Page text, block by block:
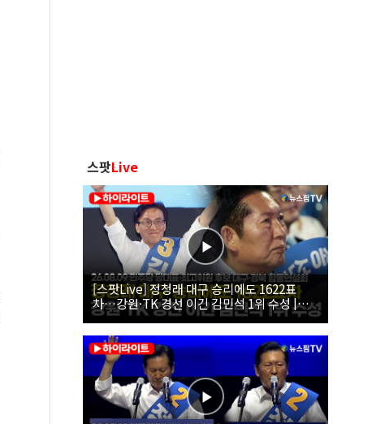
스팟Live
[스팟Live] 정청래 대구 승리에도 1622표
차…강원·TK 경선 이긴 김민석 1위 수성 |
26.08.09 더불어민주당 당대표·최고위원 후
보 대구·경북 합동연설회